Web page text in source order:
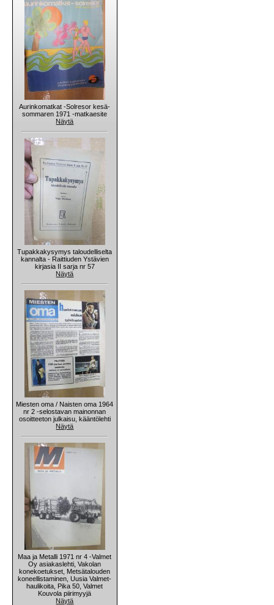
Aurinkomatkat -Solresor kesä-
sommaren 1971 -matkaesite
Näytä
Tupakkakysymys taloudelliselta
kannalta - Raittiuden Ystävien
kirjasia II sarja nr 57
Näytä
Miesten oma / Naisten oma 1964
nr 2 -selostavan mainonnan
osoitteeton julkaisu, kääntölehti
Näytä
Maa ja Metalli 1971 nr 4 -Valmet
Oy asiakaslehti, Vakolan
konekoetukset, Metsätalouden
koneellistaminen, Uusia Valmet-
haulikoita, Pika 50, Valmet
Kouvola piirimyyjä
Näytä